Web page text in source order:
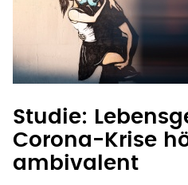
Studie:
Corona-Krise
ambivalent